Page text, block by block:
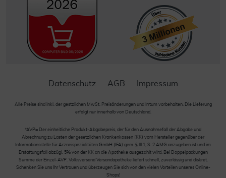
Datenschutz AGB Impressum
Alle Preise sind inkl. der gestzlichen MwSt. Preisänderungen und Irrtum vorbehalten. Die Lieferung
erfolgt nur innerhalb von Deutschland.
*AVP= Der einheitliche Produkt-Abgabepreis, der für den Ausnahmefall der Abgabe und
Abrechnung zu Lasten der gesetzlichen Krankenkassen (KK) vom Hersteller gegenüber der
Informationsstelle für Arzneispezialitäten GmbH (IFA) gem. § III 1, S. 2 AMG anzugeben ist und im
Erstattungsfall abzügl. 5% von der KK an die Apotheke ausgezahlt wird. Bei Doppelpackungen
Summe der Einzel-AVP. Volksversand Versandapotheke liefert schnell, zuverlässig und diskret.
Schenken Sie uns Ihr Vertrauen und überzeugen Sie sich von den vielen Vorteilen unseres Online-
Shops!